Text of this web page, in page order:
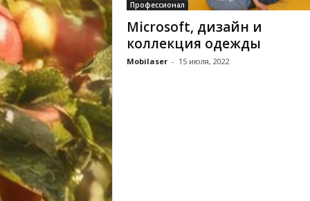
Профессионал
Microsoft, дизайн и
коллекция одежды
Mobilaser - 15 июля, 2022